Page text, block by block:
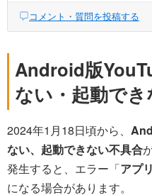
コメント・質問を投稿する
Android版
ない・起動で
2024年1月18日頃から、
ない、起動できない不具合
発生すると、エラー「アプ
になる場合があります。